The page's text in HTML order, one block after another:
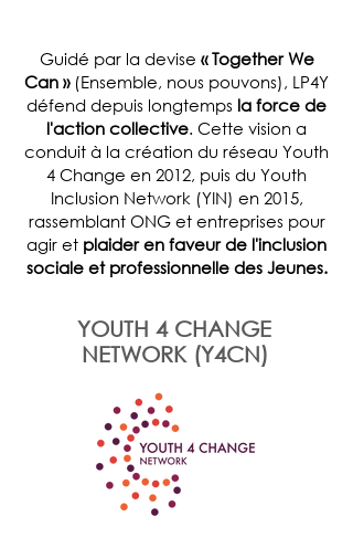
​Guidé par la devise « Together We
Can »(Ensemble, nous pouvons), LP4Y
défend depuis longtemps la force de
l'action collective. Cette vision a
conduit à la création du réseau Youth
4 Change en 2012, puis du Youth
Inclusion Network (YIN) en 2015,
rassemblant ONG et entreprises pour
agir et plaider en faveur de l'inclusion
sociale et professionnelle des Jeunes.
YOUTH 4 CHANGE
NETWORK (Y4CN)